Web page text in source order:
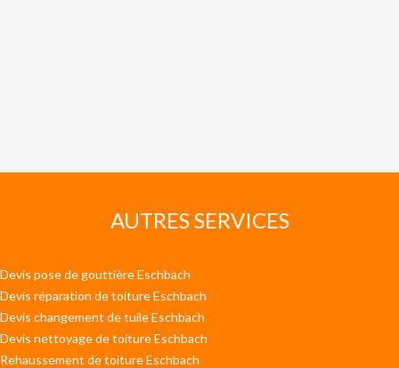
AUTRES SERVICES
Devis pose de gouttière Eschbach
Devis réparation de toiture Eschbach
Devis changement de tuile Eschbach
Devis nettoyage de toiture Eschbach
Rehaussement de toiture Eschbach